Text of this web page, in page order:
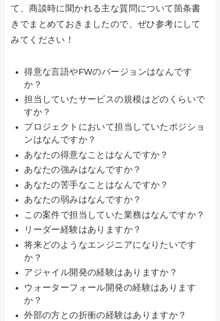
て、商談時に聞かれる主な質問について箇条書
きでまとめておきましたので、ぜひ参考にして
みてください！
得意な言語やFWのバージョンはなんです
か？
担当していたサービスの規模はどのくらいで
すか？
プロジェクトにおいて担当していたポジショ
ンはなんですか？
あなたの得意なことはなんですか？
あなたの強みはなんですか？
あなたの苦手なことはなんですか？
あなたの弱みはなんですか？
この案件で担当していた業務はなんですか？
リーダー経験はありますか？
将来どのようなエンジニアになりたいです
か？
アジャイル開発の経験はありますか？
ウォーターフォール開発の経験はあります
か？
外部の方との折衝の経験はありますか？